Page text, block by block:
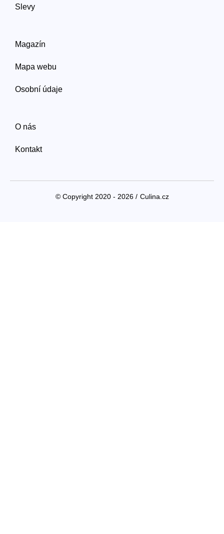
Slevy
Magazín
Mapa webu
Osobní údaje
O nás
Kontakt
© Copyright 2020 - 2026 / Culina.cz